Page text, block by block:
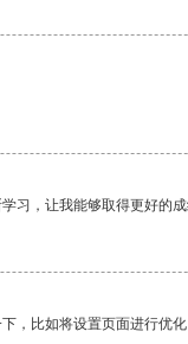
习，让我能够取得更好的
，比如将设置页面进行优